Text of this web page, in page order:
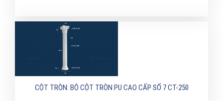
CỘT TRÒN: BỘ CỘT TRÒN PU CAO CẤP SỐ 7 CT-250